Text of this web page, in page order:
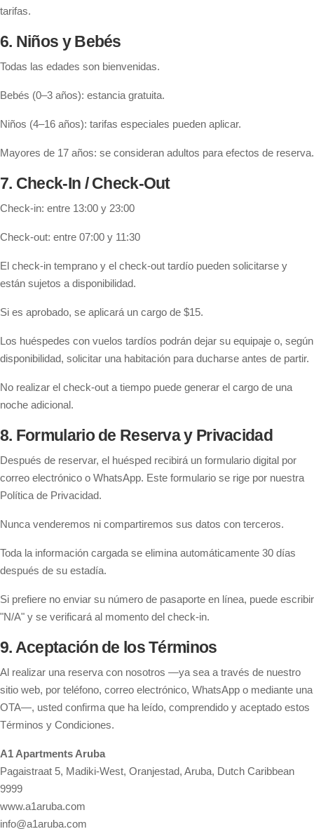
tarifas.
6. Niños y Bebés
Todas las edades son bienvenidas.
Bebés (0–3 años): estancia gratuita.
Niños (4–16 años): tarifas especiales pueden aplicar.
Mayores de 17 años: se consideran adultos para efectos de reserva.
7. Check-In / Check-Out
Check-in: entre 13:00 y 23:00
Check-out: entre 07:00 y 11:30
El check-in temprano y el check-out tardío pueden solicitarse y
están sujetos a disponibilidad.
Si es aprobado, se aplicará un cargo de $15.
Los huéspedes con vuelos tardíos podrán dejar su equipaje o, según
disponibilidad, solicitar una habitación para ducharse antes de partir.
No realizar el check-out a tiempo puede generar el cargo de una
noche adicional.
8. Formulario de Reserva y Privacidad
Después de reservar, el huésped recibirá un formulario digital por
correo electrónico o WhatsApp. Este formulario se rige por nuestra
Política de Privacidad.
Nunca venderemos ni compartiremos sus datos con terceros.
Toda la información cargada se elimina automáticamente 30 días
después de su estadía.
Si prefiere no enviar su número de pasaporte en línea, puede escribir
"N/A" y se verificará al momento del check-in.
9. Aceptación de los Términos
Al realizar una reserva con nosotros —ya sea a través de nuestro
sitio web, por teléfono, correo electrónico, WhatsApp o mediante una
OTA—, usted confirma que ha leído, comprendido y aceptado estos
Términos y Condiciones.
A1 Apartments Aruba
Pagaistraat 5, Madiki-West, Oranjestad, Aruba, Dutch Caribbean
9999
www.a1aruba.com
info@a1aruba.com